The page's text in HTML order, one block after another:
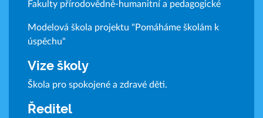
Fakulty přírodovědně-humanitní a pedagogické
Modelová škola projektu "Pomáháme školám k
úspěchu"
Vize školy
Škola pro spokojené a zdravé děti.
Ředitel